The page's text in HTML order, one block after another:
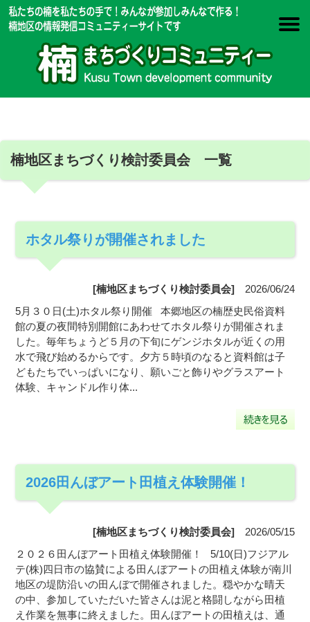
楠地区まちづくり検討委員会 一覧
ホタル祭りが開催されました
[楠地区まちづくり検討委員会] 2026/06/24
5月３０日(土)ホタル祭り開催 本郷地区の楠歴史民俗資料
館の夏の夜間特別開館にあわせてホタル祭りが開催されま
した。毎年ちょうど５月の下旬にゲンジホタルが近くの用
水で飛び始めるからです。夕方５時頃のなると資料館は子
どもたちでいっぱいになり、願いごと飾りやグラスアート
体験、キャンドル作り体...
2026田んぼアート田植え体験開催！
[楠地区まちづくり検討委員会] 2026/05/15
２０２６田んぼアート田植え体験開催！ 5/10(日)フジアル
テ(株)四日市の協賛による田んぼアートの田植え体験が南川
地区の堤防沿いの田んぼで開催されました。穏やかな晴天
の中、参加していただいた皆さんは泥と格闘しながら田植
え作業を無事に終えました。田んぼアートの田植えは、通